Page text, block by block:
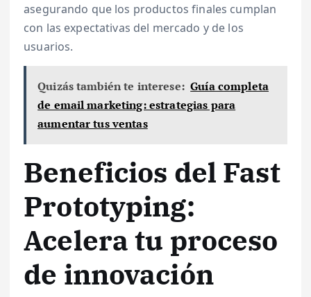
asegurando que los productos finales cumplan
con las expectativas del mercado y de los
usuarios.
Quizás también te interese: Guía completa
de email marketing: estrategias para
aumentar tus ventas
Beneficios del Fast
Prototyping:
Acelera tu proceso
de innovación